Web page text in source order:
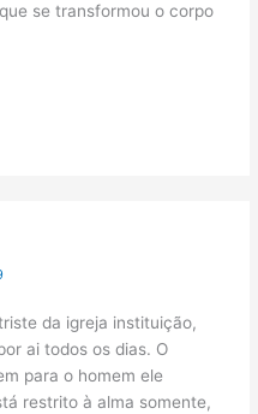
se transformou o corpo
da igreja instituição,
ai todos os dias. O
para o homem ele
restrito à alma somente,